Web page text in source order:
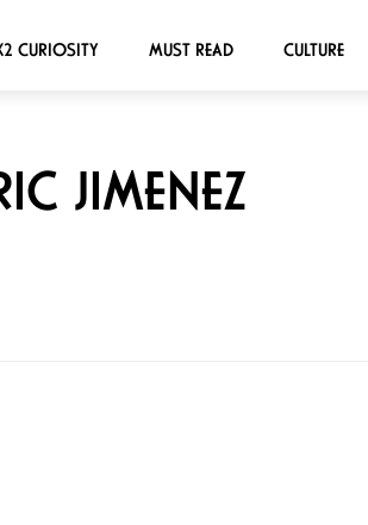
CURIOSITY MUST READ CULTURE
JIMENEZ